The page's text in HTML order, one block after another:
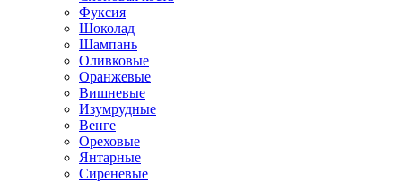
Фуксия
Шоколад
Шампань
Оливковые
Оранжевые
Вишневые
Изумрудные
Венге
Ореховые
Янтарные
Сиреневые